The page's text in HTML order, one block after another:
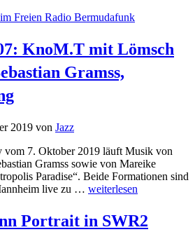
KnoM.T mit Lömsch
Gramss,
2019 von Jazz
vom 7. Oktober 2019 läuft Musik von
Gramss sowie von Mareike
Paradise“. Beide Formationen sind
live zu … weiterlesen
Portrait in SWR2